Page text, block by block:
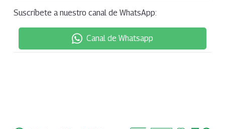
Suscríbete a nuestro canal de WhatsApp:
Canal de Whatsapp